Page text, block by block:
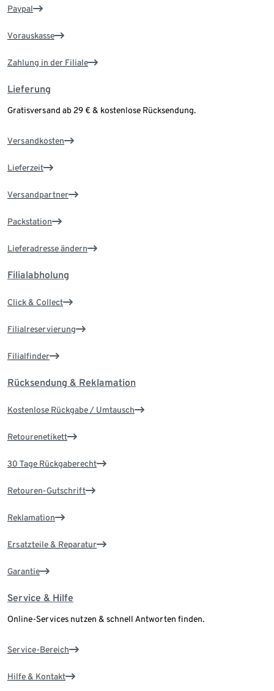
Paypal
Vorauskasse
Zahlung in der Filiale
Lieferung
Gratisversand ab 29 € & kostenlose Rücksendung.
Versandkosten
Lieferzeit
Versandpartner
Packstation
Lieferadresse ändern
Filialabholung
Click & Collect
Filialreservierung
Filialfinder
Rücksendung & Reklamation
Kostenlose Rückgabe / Umtausch
Retourenetikett
30 Tage Rückgaberecht
Retouren-Gutschrift
Reklamation
Ersatzteile & Reparatur
Garantie
Service & Hilfe
Online-Services nutzen & schnell Antworten finden.
Service-Bereich
Hilfe & Kontakt